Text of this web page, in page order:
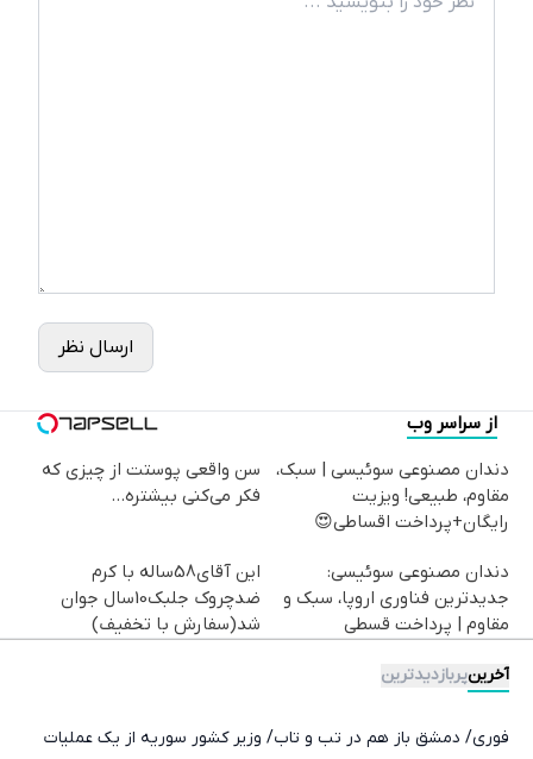
ارسال نظر
از سراسر وب
دندان مصنوعی سوئیسی | سبک،
مقاوم، طبیعی! ویزیت
رایگان+پرداخت اقساطی😍
سن واقعی پوستت از چیزی که
فکر می‌کنی بیشتره...
دندان مصنوعی سوئیسی:
جدیدترین فناوری اروپا، سبک و
مقاوم | پرداخت قسطی
این آقای58ساله با کرم
ضدچروک جلبک10سال جوان
شد(سفارش با تخفیف)
آخرینپربازدیدترین
فوری/ دمشق باز هم در تب و تاب/ وزیر کشور سوریه از یک عملیات